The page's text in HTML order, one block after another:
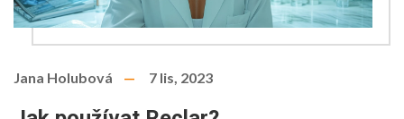
Jana Holubová 7 lis, 2023